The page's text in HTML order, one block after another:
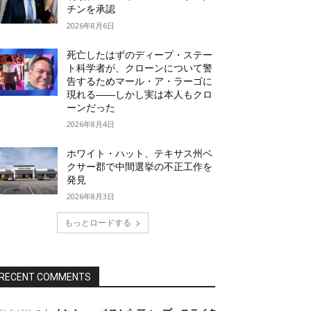
チンを承認
2026年8月6日
死亡したはずのディープ・ステー
ト科学者が、クローンについて警
告するためマール・ア・ラーゴに
現れる――しかし実は本人もクロ
ーンだった
2026年8月4日
ホワイト・ハット、テキサス州ベ
クサー郡で中間選挙の不正工作を
発見
2026年8月3日
もっとロードする
COMMENTS